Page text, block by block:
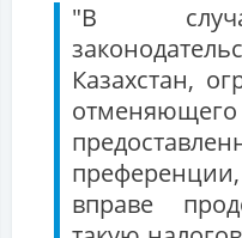
"В
Казахстан,
вправе